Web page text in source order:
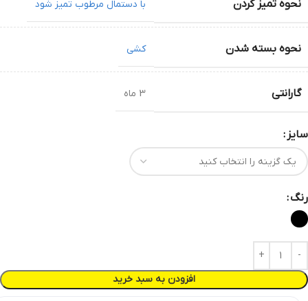
نحوه تمیز کردن با دستمال مرطوب تمیز شود
نحوه بسته شدن کشی
گارانتی 3 ماه
سایز
رنگ
افزودن به سبد خرید